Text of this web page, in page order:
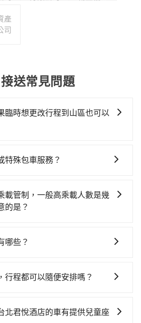
產
司
送常見問題
臨時想更改行程到山區也可以
路線是否超過海拔1500公尺來進
式向您說明收費細節，讓您能更放
的服務。
特殊包車服務？
載管制，一般高乘載人數是幾
的是？
高乘載管制，限制只有符合以下
證或「高速公路高乘載管制」通
哪些？
其次，包車可以讓您更加深入地
景和文化，讓您的旅程更加輕鬆
行程都可以隨便安排嗎？
里以上的山區，行程都是可以依照
北君悅酒店的車有提供兒童座